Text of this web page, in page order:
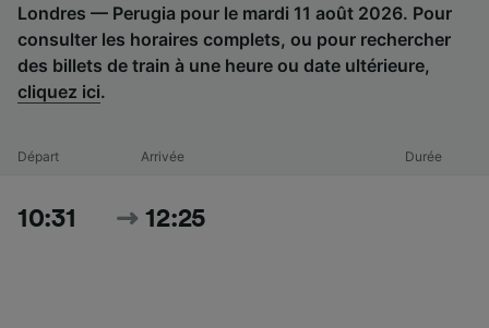
Londres — Perugia pour le mardi 11 août 2026. Pour
consulter les horaires complets, ou pour rechercher
des billets de train à une heure ou date ultérieure,
cliquez ici.
Départ Arrivée Durée
10:31 12:25